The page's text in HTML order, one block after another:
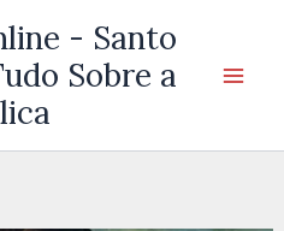
- Santo
Sobre a